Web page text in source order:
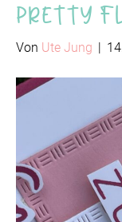
Pretty
Von Ute Jung |